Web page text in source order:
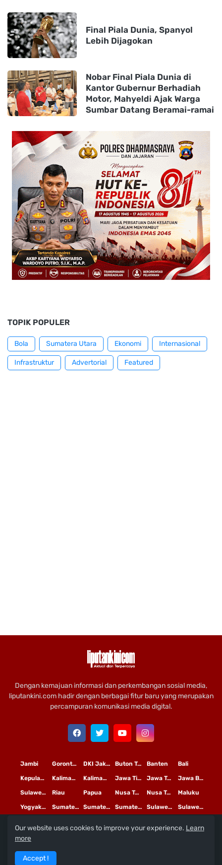
Final Piala Dunia, Spanyol
Lebih Dijagokan
Nobar Final Piala Dunia di
Kantor Gubernur Berhadiah
Motor, Mahyeldi Ajak Warga
Sumbar Datang Beramai-ramai
TOPIK POPULER
Bola Sumatera Utara Ekonomi Internasional
Infrastruktur Advertorial Featured
Dengan kemajuan informasi dan perkembangan sosial media,
liputankini.com hadir dengan berbagai fitur baru yang merupakan
percampuran komunikasi media digital.
Bali
Banten
Buton Tengah
DKI Jakarta
Gorontalo
Jambi
Jawa Barat
Jawa Tengah
Jawa Timur
Kalimantan Tengah
Kalimantan Timur
Kepulauan Riau
Maluku
Nusa Tenggara Barat
Nusa Tenggara Timur
Papua
Riau
Sulawesi Selatan
Sulawesi Tengah
Sulawesi Utara
Sumatera Barat
Sumatera Selatan
Sumatera Utara
Yogyakarta
Copyright© 2020 PTLiputan Kini Mediatama
Redaksi Pedoman Media Siber
Our website uses cookies to improve your experience. Learn
more
Accept !